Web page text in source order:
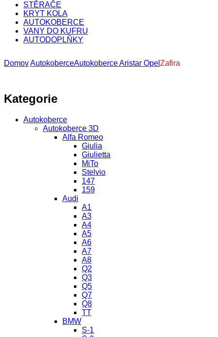
STĚRAČE
KRYT KOLA
AUTOKOBERCE
VANY DO KUFRU
AUTODOPLŇKY
DomovAutokoberceAutokoberce Aristar Opel Zafira
Kategorie
Autokoberce
Autokoberce 3D
Alfa Romeo
Giulia
Giulietta
MiTo
Stelvio
147
159
Audi
A1
A3
A4
A5
A6
A7
A8
Q2
Q3
Q5
Q7
Q8
TT
BMW
S-1